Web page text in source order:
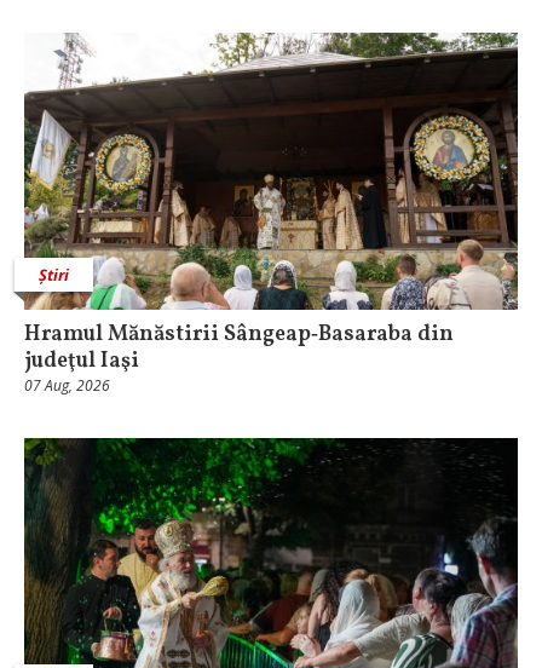
Știri
Hramul Mănăstirii Sângeap‑Basaraba din
judeţul Iaşi
07 Aug, 2026